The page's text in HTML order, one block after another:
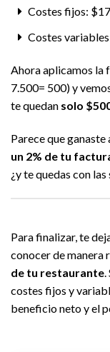
Costes fijos:
Costes
Ahora aplicamos la
7.500= 500) y
te quedan solo
Parece que
un 2% de tu
¿y te quedas con
Para finalizar, te
conocer de manera
de tu restaurante.
costes fijos y
beneficio neto y el